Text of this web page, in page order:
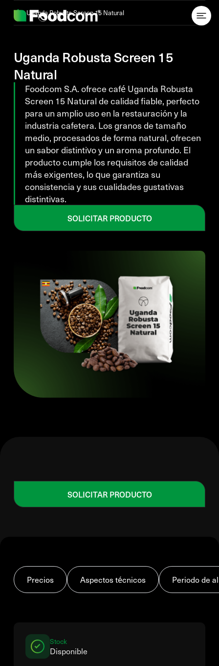
Uganda Robusta Screen 15 Natural
Uganda Robusta Screen 15
Natural
Foodcom S.A. ofrece café Uganda Robusta
Screen 15 Natural de calidad fiable, perfecto
para un amplio uso en la restauración y la
industria cafetera. Los granos de tamaño
medio, procesados de forma natural, ofrecen
un sabor distintivo y un aroma profundo. El
producto cumple los requisitos de calidad
más exigentes, lo que garantiza su
consistencia y sus cualidades gustativas
distintivas.
SOLICITAR PRODUCTO
SOLICITAR PRODUCTO
Precios Aspectos técnicos Periodo de
Stock
Disponible